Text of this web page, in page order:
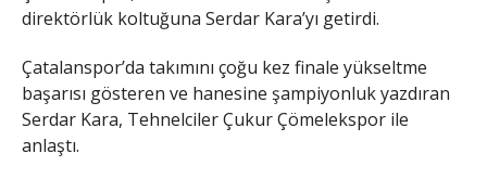
direktörlük koltuğuna Serdar Kara’yı getirdi.
Çatalanspor’da takımını çoğu kez finale yükseltme
başarısı gösteren ve hanesine şampiyonluk yazdıran
Serdar Kara, Tehnelciler Çukur Çömelekspor ile
anlaştı.